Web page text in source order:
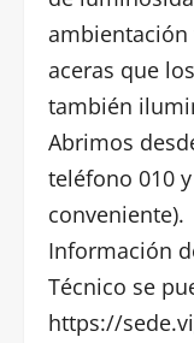
ambientación
aceras que
también
Abrimos
teléfono 010
conveniente).
Información
Técnico se
https://